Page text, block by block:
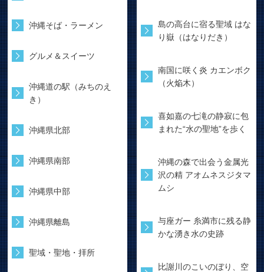
沖縄そば・ラーメン
グルメ＆スイーツ
沖縄道の駅（みちのえ
き）
沖縄県北部
沖縄県南部
沖縄県中部
沖縄県離島
聖域・聖地・拝所
島の高台に宿る聖域 はな
り嶽（はなりだき）
南国に咲く炎 カエンボク
（火焔木）
喜如嘉の七滝の静寂に包
まれた“水の聖地”を歩く
沖縄の森で出会う金属光
沢の精 アオムネスジタマ
ムシ
与座ガー 糸満市に残る静
かな湧き水の史跡
比謝川のこいのぼり、空